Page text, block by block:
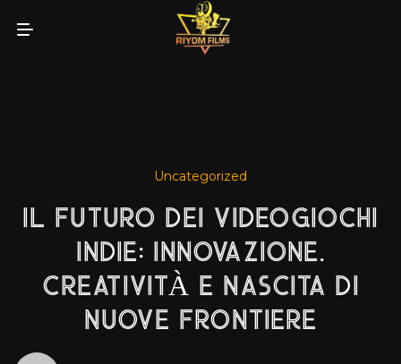
Uncategorized
IL FUTURO DEI VIDEOGIOCHI
INDIE: INNOVAZIONE,
CREATIVITÀ E NASCITA DI
NUOVE FRONTIERE